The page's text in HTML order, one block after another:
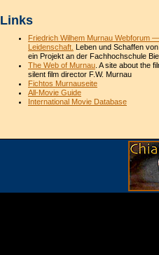
Links
Friedrich Wilhem Murnau Webforum
Leidenschaft. Leben und Schaffen
ein Projekt an der Fachhochschule
The Web of Murnau . A site about the
silent film director F.W. Murnau
Fichtos Murnauseite
All-Movie Guide
International Movie Database